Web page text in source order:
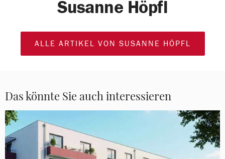
Susanne Höpfl
ALLE ARTIKEL VON SUSANNE HÖPFL
Das könnte Sie auch interessieren